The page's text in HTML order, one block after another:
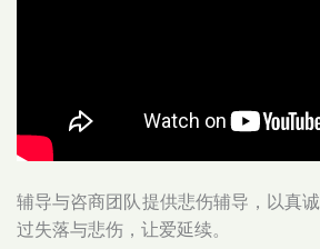
辅导与咨商团队提供悲伤辅导，以真
过失落与悲伤，让爱延续。